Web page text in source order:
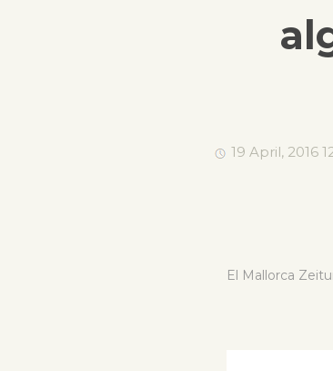
19 April, 2016
El Mallorca